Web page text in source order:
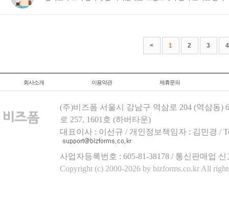
< 1 2 3 4
회사소개 이용약관 제휴문의
(주)비즈폼 서울시 강남구 역삼로 204 (역삼동)
로 257, 1601호 (하버타운)
대표이사 : 이선규 / 개인정보책임자 : 김민경 /
사업자등록번호 : 605-81-38178 / 통신판매업
Copyright (c) 2000-2026 by bizforms.co.kr All